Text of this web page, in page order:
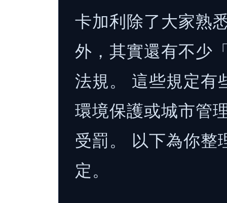
卡加利除了大家熟
外，其實還有不少
法規。 這些規定有
環境保護或城市管
受罰。 以下為你整
定。